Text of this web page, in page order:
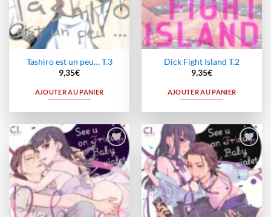
Tashiro est un peu… T.3
9,35€
AJOUTER AU PANIER
Dick Fight Island T.2
9,35€
AJOUTER AU PANIER
Ajouter
à la
wishlist
Ajouter
à la
wishlist